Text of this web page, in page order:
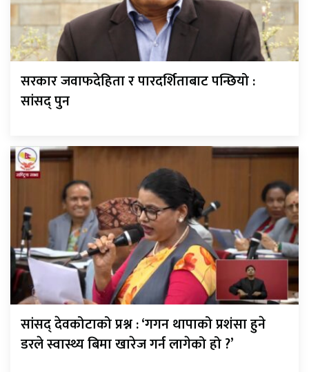
सरकार जवाफदेहिता र पारदर्शिताबाट पन्छियो :
सांसद् पुन
सांसद् देवकोटाको प्रश्न : ‘गगन थापाको प्रशंसा हुने
डरले स्वास्थ्य बिमा खारेज गर्न लागेको हो ?’